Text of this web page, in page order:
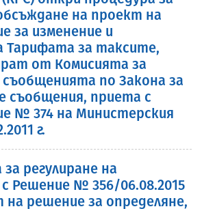
на проект на
за изменение и
Тарифата за таксите,
от Комисията за
съобщенията по Закона за
съобщения, приета с
№ 374 на Министерския
г.
регулиране на
Решение № 356/06.08.2015
на решение за определяне,